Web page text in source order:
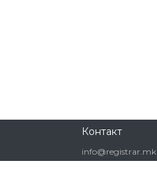
Контакт
info@registrar.mk